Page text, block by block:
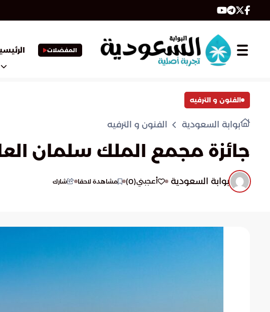
المفضلات
الفنون و الترفيه
بوابة السعودية الفنون و الترفيه
جائزة مجمع الملك سلمان
بوابة السعودية أعجبني(
0
) مشاهدة لاحقا شارك